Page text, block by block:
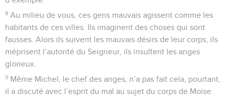
8 Au milieu de vous, ces gens mauvais agissent comme les
habitants de ces villes. Ils imaginent des choses qui sont
fausses. Alors ils suivent les mauvais désirs de leur corps, ils
méprisent l’autorité du Seigneur, ils insultent les anges
glorieux.
9 Même Michel, le chef des anges, n’a pas fait cela, pourtant,
il a discuté avec l’esprit du mal au sujet du corps de Moïse.